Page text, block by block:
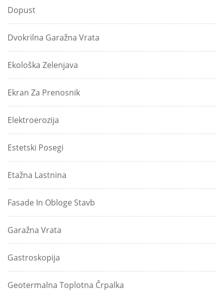
Dopust
Dvokrilna Garažna Vrata
Ekološka Zelenjava
Ekran Za Prenosnik
Elektroerozija
Estetski Posegi
Etažna Lastnina
Fasade In Obloge Stavb
Garažna Vrata
Gastroskopija
Geotermalna Toplotna Črpalka